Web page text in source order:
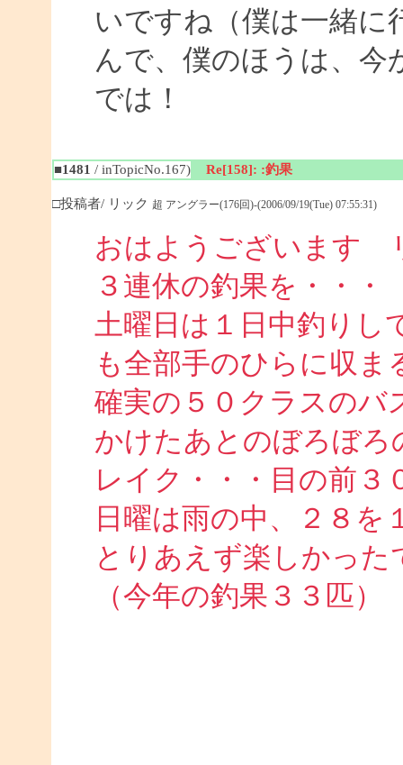
いですね（僕は一緒に
んで、僕のほうは、今
では！
■1481 / inTopicNo.167) Re[158]: :釣果
□投稿者/ リック 超 アングラー(176回)-(2006/09/19(Tue) 07:55:31)
おはようございます
３連休の釣果を・・・
土曜日は１日中釣りし
も全部手のひらに収ま
確実の５０クラスのバ
かけたあとのぼろぼ
レイク・・・目の前３
日曜は雨の中、２８を
とりあえず楽しかった
（今年の釣果３３匹）